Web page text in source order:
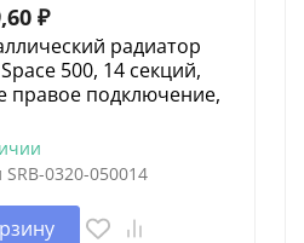
₽
радиатор
500, 14 секций,
правое подключение,
SRB-0320-050014